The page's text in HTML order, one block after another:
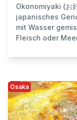
Okonomiyaki (お
japanisches
mit Wasser
Fleisch oder
Osaka